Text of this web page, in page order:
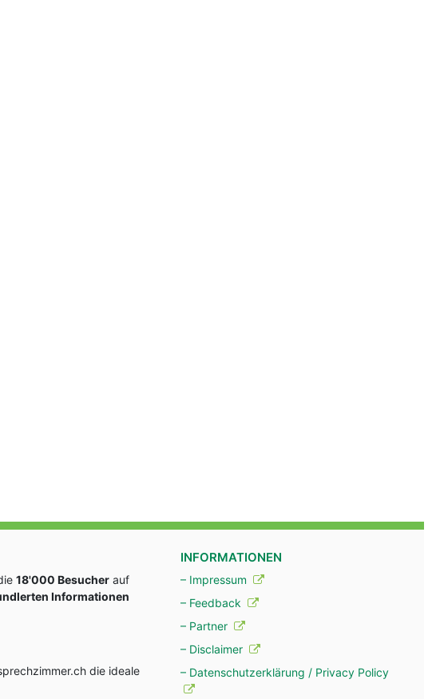
18'000 Besucher auf
Informationen
die ideale
INFORMATIONEN
– Impressum
– Feedback
– Partner
– Disclaimer
– Datenschutzerklärung / Privacy Policy